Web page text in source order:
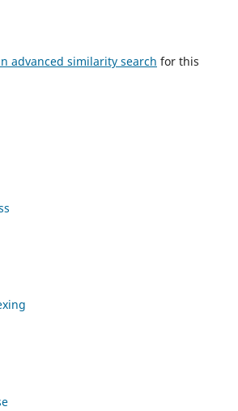
advanced similarity search for this